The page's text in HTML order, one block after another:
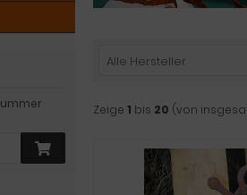
Alle Hersteller
Zeige 1 bis 20 (von